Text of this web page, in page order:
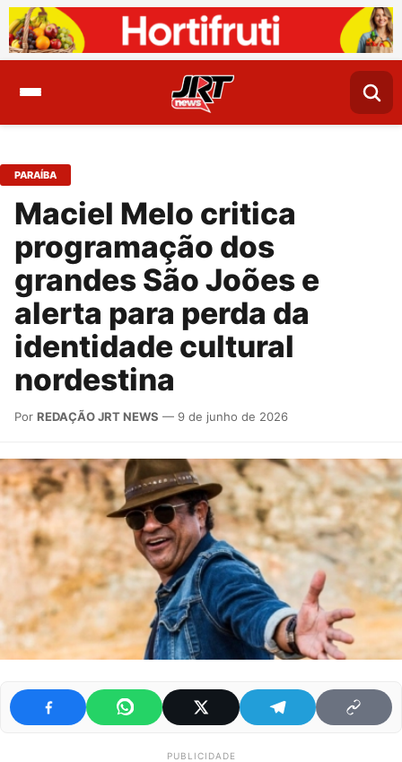
PARAÍBA
Maciel Melo critica
programação dos
grandes São Joões e
alerta para perda da
identidade cultural
nordestina
Por REDAÇÃO JRT NEWS — 9 de junho de 2026
PUBLICIDADE